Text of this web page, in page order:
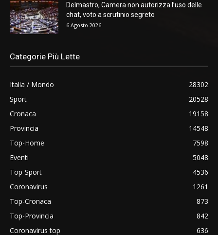
Delmastro, Camera non autorizza l’uso delle
chat, voto a scrutinio segreto
6 Agosto 2026
Categorie Più Lette
Italia / Mondo
28302
Sport
20528
Cronaca
19158
Provincia
14548
Top-Home
7598
Eventi
5048
Top-Sport
4536
Coronavirus
1261
Top-Cronaca
873
Top-Provincia
842
Coronavirus top
636